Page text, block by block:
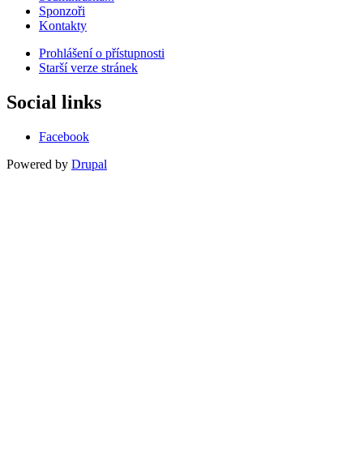
Sponzoři
Kontakty
Menu
patičky
Prohlášení o přístupnosti
Starší verze stránek
Social links
Facebook
Powered by Drupal